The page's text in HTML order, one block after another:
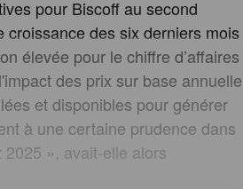
pour Biscoff au second
des six derniers mois
élevée pour le chiffre d’affaires
des prix sur base annuelle
et disponibles pour générer
à une certaine prudence dans
», avait-elle alors